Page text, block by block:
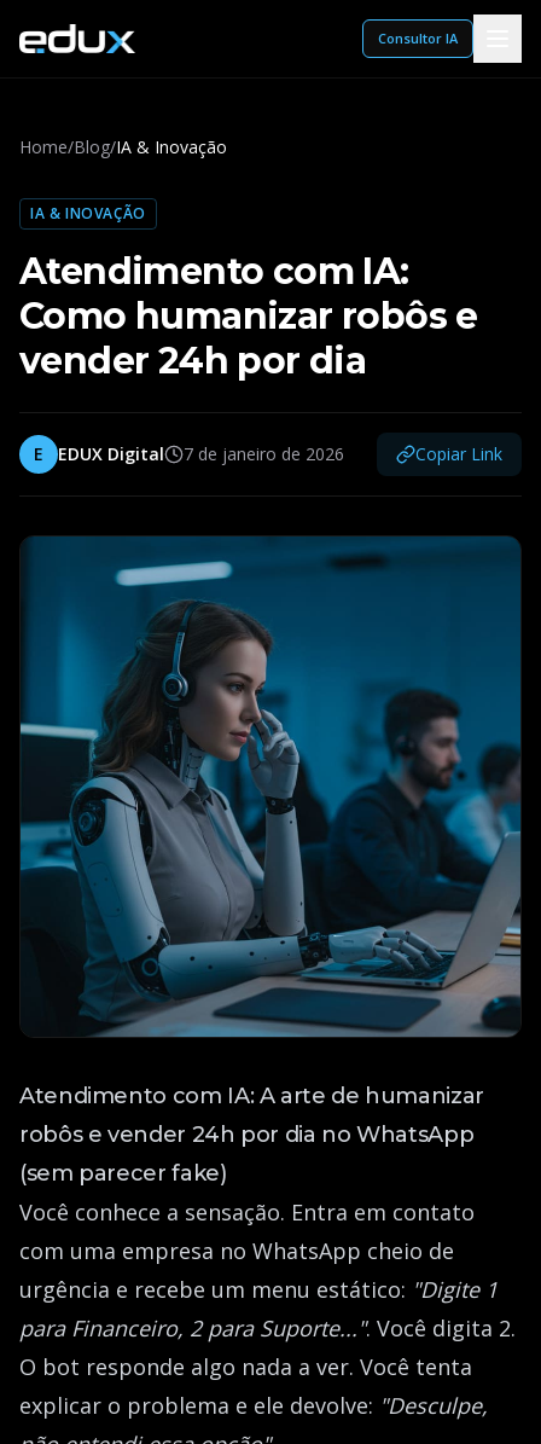
Consultor IA
Home/Blog/IA & Inovação
IA & INOVAÇÃO
Atendimento com IA:
Como humanizar robôs e
vender 24h por dia
E EDUX Digital 7 de janeiro de 2026 Copiar Link
Atendimento com IA: A arte de humanizar
robôs e vender 24h por dia no WhatsApp
(sem parecer fake)
Você conhece a sensação. Entra em contato
com uma empresa no WhatsApp cheio de
urgência e recebe um menu estático: "Digite 1
para Financeiro, 2 para Suporte...". Você digita 2.
O bot responde algo nada a ver. Você tenta
explicar o problema e ele devolve: "Desculpe,